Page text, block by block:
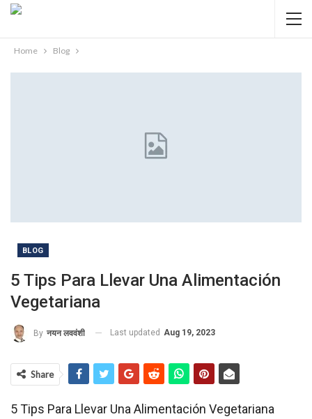
Home Blog
BLOG
5 Tips Para Llevar Una Alimentación
Vegetariana
By नयन लववंशी Last updated Aug 19, 2023
Share
5 Tips Para Llevar Una Alimentación Vegetariana